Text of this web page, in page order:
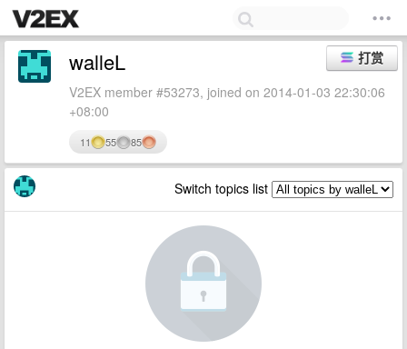
打赏
walleL
V2EX member #53273, joined on 2014-01-03 22:30:06
+08:00
11 55 85
Switch topics list